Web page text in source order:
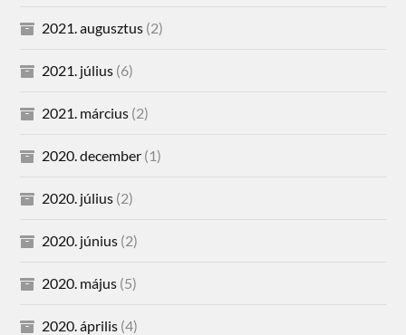
2021. augusztus (2)
2021. július (6)
2021. március (2)
2020. december (1)
2020. július (2)
2020. június (2)
2020. május (5)
2020. április (4)